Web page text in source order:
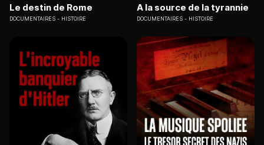
Le destin de Rome
DOCUMENTAIRES HISTOIRE
A la source de la tyrannie
DOCUMENTAIRES HISTOIRE